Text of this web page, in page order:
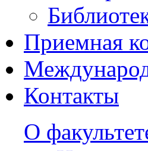
Приемная
Контакты
О